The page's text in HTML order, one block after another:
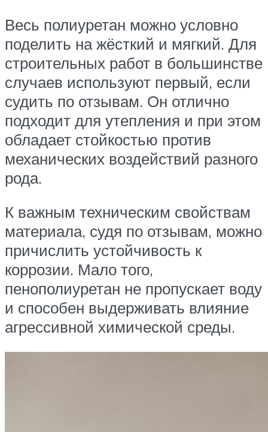
Весь полиуретан можно условно
поделить на жёсткий и мягкий. Для
строительных работ в большинстве
случаев используют первый, если
судить по отзывам. Он отлично
подходит для утепления и при этом
обладает стойкостью против
механических воздействий разного
рода.
К важным техническим свойствам
материала, судя по отзывам, можно
причислить устойчивость к
коррозии. Мало того,
пенополиуретан не пропускает воду
и способен выдерживать влияние
агрессивной химической среды.